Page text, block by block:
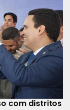
com distritos